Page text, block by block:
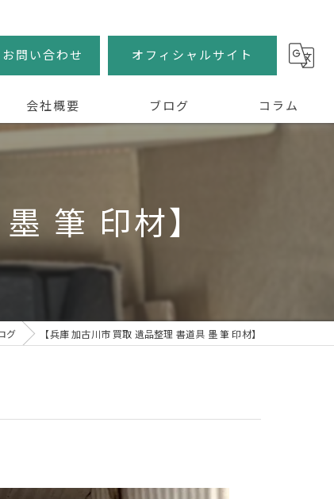
問い合わせ オフィシャルサイト
会社概要 ブログ コラム
筆 印材】
グ 【兵庫 加古川市 買取 遺品整理 書道具 墨 筆 印材】